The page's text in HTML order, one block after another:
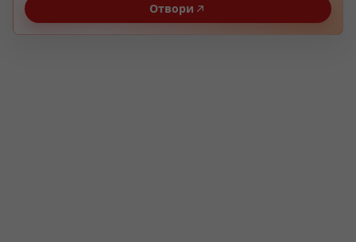
Отвори